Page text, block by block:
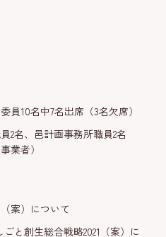
10名中7名出席（3名欠席）
2名、邑計画事務所職員2名
業者）
案）について
と創生総合戦略2021（案）に